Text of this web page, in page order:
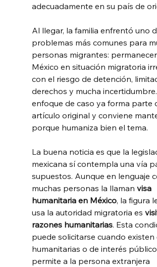
adecuadamente en su país de
Al llegar, la familia enfrentó uno
problemas más comunes para
personas migrantes:
México en situación migratoria
con el riesgo de detención,
derechos y mucha
enfoque de caso ya forma parte
artículo original y conviene
porque humaniza bien el tema.
La buena noticia es que la
mexicana sí contempla una vía
supuestos. Aunque en lenguaje
muchas personas la llaman visa
humanitaria en México, la figura
usa la autoridad migratoria es
razones humanitarias. Esta
puede solicitarse cuando existen
humanitarias o de interés
permite a la persona extranjera